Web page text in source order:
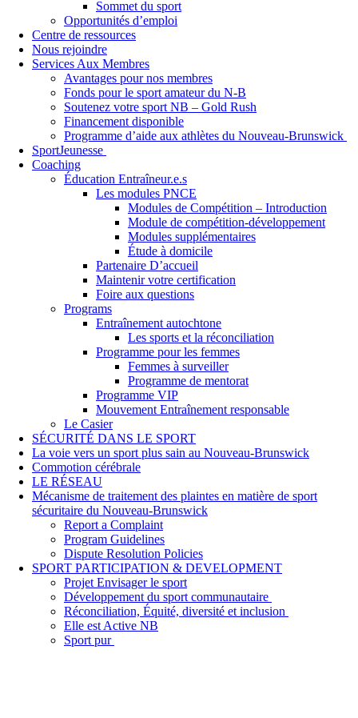
Sommet du sport
Opportunités d’emploi
Centre de ressources
Nous rejoindre
Services Aux Membres
Avantages pour nos membres
Fonds pour le sport amateur du N-B
Soutenez votre sport NB – Gold Rush
Financement disponible
Programme d’aide aux athlètes du Nouveau-Brunswick
SportJeunesse
Coaching
Éducation Entraîneur.e.s
Les modules PNCE
Modules de Compétition – Introduction
Module de compétition-développement
Modules supplémentaires
Étude à domicile
Partenaire D’accueil
Maintenir votre certification
Foire aux questions
Programs
Entraînement autochtone
Les sports et la réconciliation
Programme pour les femmes
Femmes à surveiller
Programme de mentorat
Programme VIP
Mouvement Entraînement responsable
Le Casier
SÉCURITÉ DANS LE SPORT
La voie vers un sport plus sain au Nouveau-Brunswick
Commotion cérébrale
LE RÉSEAU
Mécanisme de traitement des plaintes en matière de sport
sécuritaire du Nouveau-Brunswick
Report a Complaint
Program Guidelines
Dispute Resolution Policies
SPORT PARTICIPATION & DEVELOPMENT
Projet Envisager le sport
Développement du sport communautaire
Réconciliation, Équité, diversité et inclusion
Elle est Active NB
Sport pur